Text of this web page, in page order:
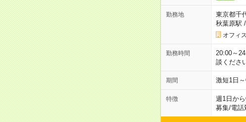
勤務地
東京都千
秋葉原駅 /
オフィ
勤務時間
20:00～
談くださ
期間 激短1日
特徴 週1日か
募集/電話